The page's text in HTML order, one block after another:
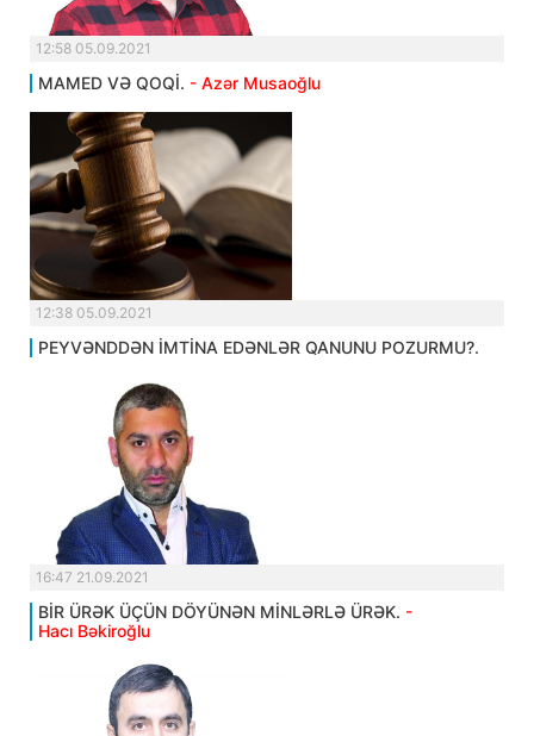
12:58 05.09.2021
MAMED VƏ QOQİ. - Azər Musaoğlu
12:38 05.09.2021
PEYVƏNDDƏN İMTİNA EDƏNLƏR QANUNU POZURMU?.
16:47 21.09.2021
BİR ÜRƏK ÜÇÜN DÖYÜNƏN MİNLƏRLƏ ÜRƏK. -
Hacı Bəkiroğlu